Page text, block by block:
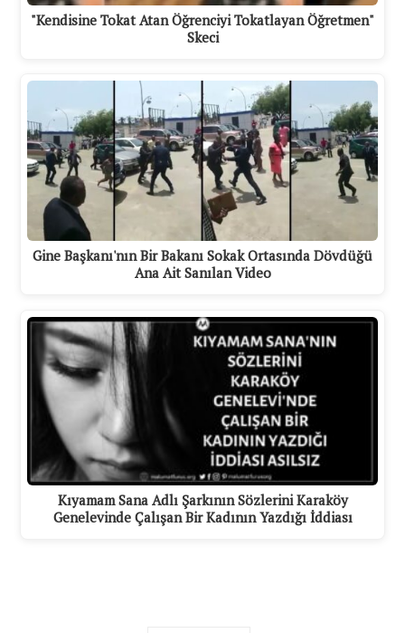
"Kendisine Tokat Atan Öğrenciyi Tokatlayan Öğretmen"
Skeci
Gine Başkanı'nın Bir Bakanı Sokak Ortasında Dövdüğü
Ana Ait Sanılan Video
Kıyamam Sana Adlı Şarkının Sözlerini Karaköy
Genelevinde Çalışan Bir Kadının Yazdığı İddiası